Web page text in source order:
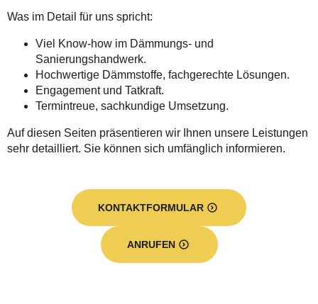
Was im Detail für uns spricht:
Viel Know-how im Dämmungs- und
Sanierungshandwerk.
Hochwertige Dämmstoffe, fachgerechte Lösungen.
Engagement und Tatkraft.
Termintreue, sachkundige Umsetzung.
Auf diesen Seiten präsentieren wir Ihnen unsere Leistungen
sehr detailliert. Sie können sich umfänglich informieren.
KONTAKTFORMULAR
ANRUFEN